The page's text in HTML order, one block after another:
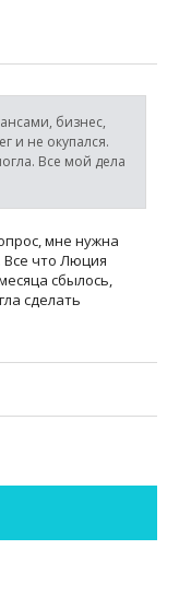
бизнес,
и не окупался.
Все мой дела
мне нужна
что Люция
сбылось,
сделать